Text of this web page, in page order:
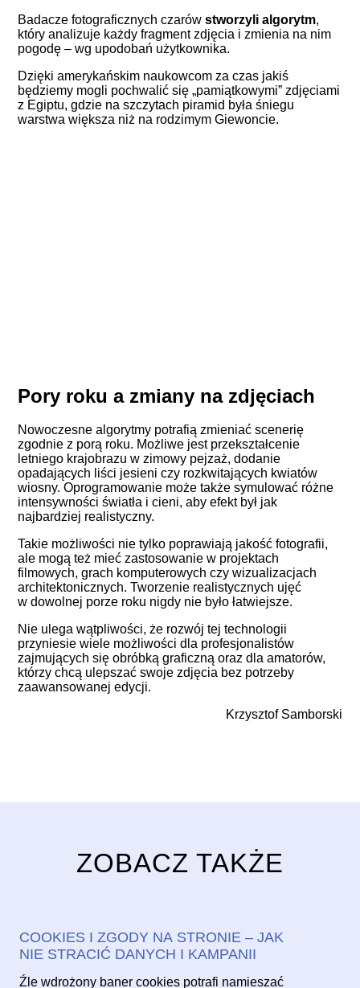
Badacze fotograficznych czarówstworzyli algorytm,
który analizuje każdy fragment zdjęcia i zmienia na nim
pogodę – wg upodobań użytkownika.
Dzięki amerykańskim naukowcom za czas jakiś
będziemy mogli pochwalić się „pamiątkowymi” zdjęciami
z Egiptu, gdzie na szczytach piramid była śniegu
warstwa większa niż na rodzimym Giewoncie.
Pory roku a zmiany na zdjęciach
Nowoczesne algorytmy potrafią zmieniać scenerię
zgodnie z porą roku. Możliwe jest przekształcenie
letniego krajobrazu w zimowy pejzaż, dodanie
opadających liści jesieni czy rozkwitających kwiatów
wiosny. Oprogramowanie może także symulować różne
intensywności światła i cieni, aby efekt był jak
najbardziej realistyczny.
Takie możliwości nie tylko poprawiają jakość fotografii,
ale mogą też mieć zastosowanie w projektach
filmowych, grach komputerowych czy wizualizacjach
architektonicznych. Tworzenie realistycznych ujęć
w dowolnej porze roku nigdy nie było łatwiejsze.
Nie ulega wątpliwości, że rozwój tej technologii
przyniesie wiele możliwości dla profesjonalistów
zajmujących się obróbką graficzną oraz dla amatorów,
którzy chcą ulepszać swoje zdjęcia bez potrzeby
zaawansowanej edycji.
Krzysztof Samborski
ZOBACZ TAKŻE
COOKIES I ZGODY NA STRONIE – JAK
NIE STRACIĆ DANYCH I KAMPANII
Źle wdrożony baner cookies potrafi namieszać